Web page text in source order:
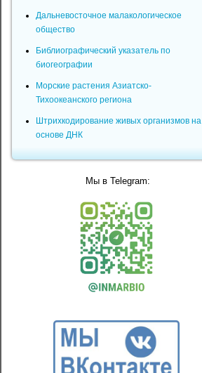
Дальневосточное малакологическое
общество
Библиографический указатель по
биогеографии
Морские растения Азиатско-
Тихоокеанского региона
Штрихкодирование живых организмов на
основе ДНК
Мы в Telegram: